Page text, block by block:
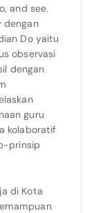
and see.
dengan
Do yaitu
observasi
dengan
guru
kolaboratif
prinsip
di Kota